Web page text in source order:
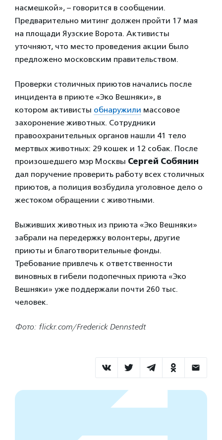
насмешкой», – говорится в сообщении.
Предварительно митинг должен пройти 17 мая
на площади Яузские Ворота. Активисты
уточняют, что место проведения акции было
предложено московским правительством.
Проверки столичных приютов начались после
инцидента в приюте «Эко Вешняки», в
котором активисты обнаружили массовое
захоронение животных. Сотрудники
правоохранительных органов нашли 41 тело
мертвых животных: 29 кошек и 12 собак. После
произошедшего мэр Москвы Сергей Собянин
дал поручение проверить работу всех столичных
приютов, а полиция возбудила уголовное дело о
жестоком обращении с животными.
Выживших животных из приюта «Эко Вешняки»
забрали на передержку волонтеры, другие
приюты и благотворительные фонды.
Требование привлечь к ответственности
виновных в гибели подопечных приюта «Эко
Вешняки» уже поддержали почти 260 тыс.
человек.
Фото: flickr.com/Frederick Dennstedt